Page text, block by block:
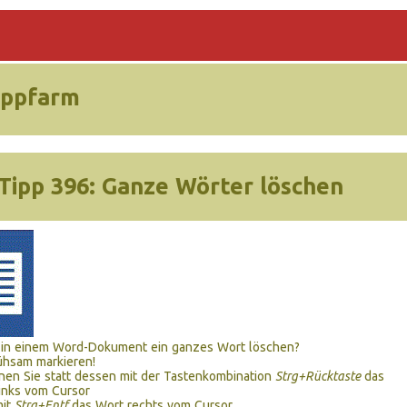
396: Ganze Wörter löschen
einem Word-Dokument ein ganzes Wort löschen?
markieren!
Sie statt dessen mit der Tastenkombination Strg+Rücktastedas
vom Cursor